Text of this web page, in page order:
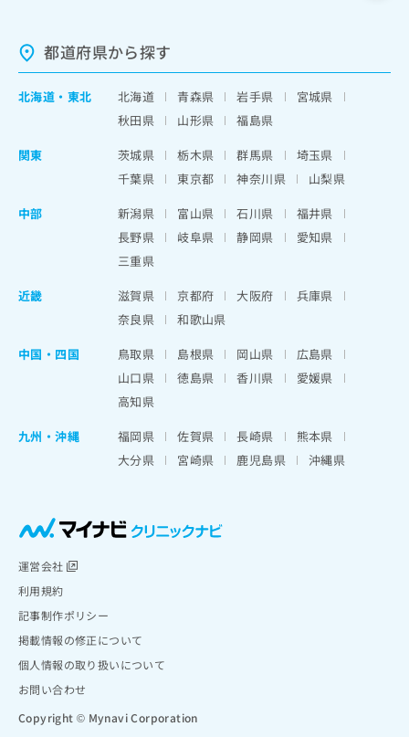
都道府県から探す
北海道 ・ 東北 北海道 青森県 岩手県
宮城県
秋田県
山形県
福島県
関東
茨城県 栃木県 群馬県
埼玉県
千葉県
東京都 神奈川県
山梨県
中部
新潟県 富山県 石川県
福井県
長野県
岐阜県 静岡県
愛知県
三重県
近畿
滋賀県 京都府 大阪府
兵庫県
奈良県
和歌山県
中国・四国
鳥取県 島根県 岡山県
広島県
山口県
徳島県 香川県
愛媛県
高知県
九州・沖縄
福岡県 佐賀県 長崎県
熊本県
大分県
宮崎県 鹿児島県 沖縄県
運営会社
利用規約
記事制作ポリシー
掲載情報の修正について
個人情報の取り扱いについて
お問い合わせ
Copyright © Mynavi Corporation